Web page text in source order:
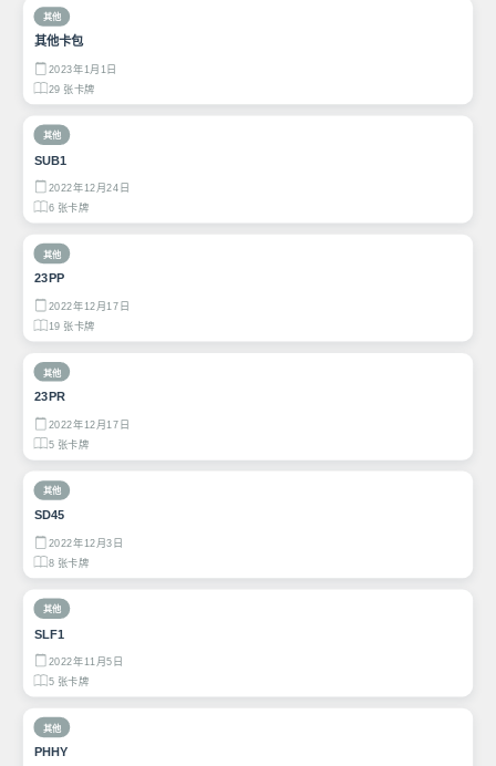
其他
其他卡包
2023年1月1日
29 张卡牌
其他
SUB1
2022年12月24日
6 张卡牌
其他
23PP
2022年12月17日
19 张卡牌
其他
23PR
2022年12月17日
5 张卡牌
其他
SD45
2022年12月3日
8 张卡牌
其他
SLF1
2022年11月5日
5 张卡牌
其他
PHHY